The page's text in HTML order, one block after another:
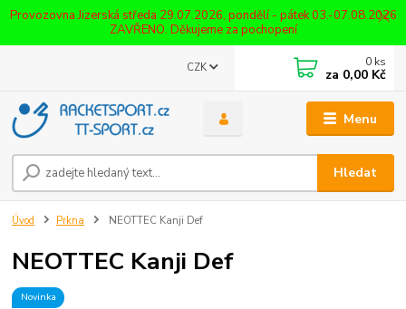
Provozovna Jizerská středa 29.07.2026, pondělí - pátek 03.-07.08.2026
ZAVŘENO. Děkujeme za pochopení
Menu
CZK
Hledat
0 ks
za 0,00 Kč
Úvod Prkna NEOTTEC Kanji Def
NEOTTEC Kanji Def
Novinka